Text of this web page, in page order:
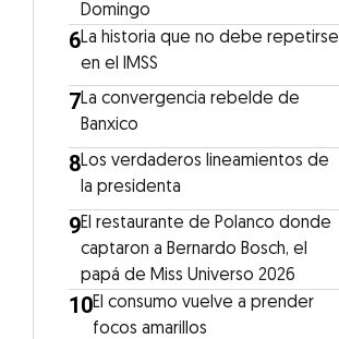
Domingo
6La historia que no debe repetirse
en el IMSS
7La convergencia rebelde de
Banxico
8Los verdaderos lineamientos de
la presidenta
9El restaurante de Polanco donde
captaron a Bernardo Bosch, el
papá de Miss Universo 2026
10El consumo vuelve a prender
focos amarillos